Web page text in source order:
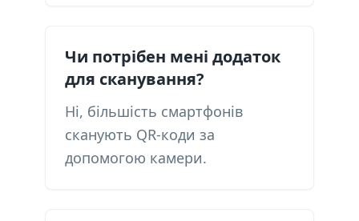
Чи потрібен мені додаток
для сканування?
Ні, більшість смартфонів
сканують QR-коди за
допомогою камери.